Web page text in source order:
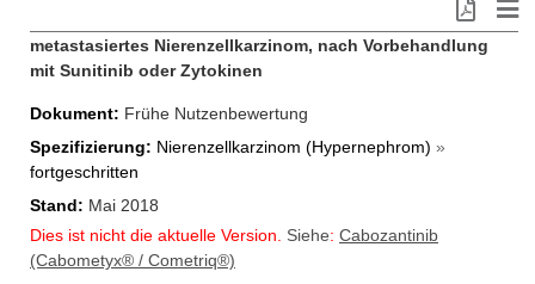
metastasiertes Nierenzellkarzinom, nach Vorbehandlung
mit Sunitinib oder Zytokinen
Dokument
Frühe Nutzenbewertung
Spezifizierung
Nierenzellkarzinom (Hypernephrom) »
fortgeschritten
Stand
Mai 2018
Dies ist nicht die aktuelle Version.
Siehe: Cabozantinib
(Cabometyx® / Cometriq®)